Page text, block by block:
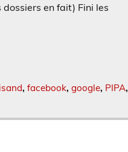
en fait) Fini les
, facebook, google, PIPA,